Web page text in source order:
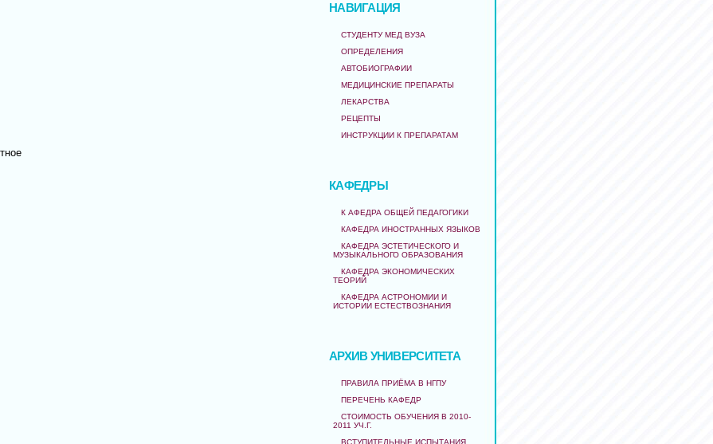
НАВИГАЦИЯ
СТУДЕНТУ МЕД ВУЗА
ОПРЕДЕЛЕНИЯ
АВТОБИОГРАФИИ
МЕДИЦИНСКИЕ ПРЕПАРАТЫ
ЛЕКАРСТВА
РЕЦЕПТЫ
ИНСТРУКЦИИ К ПРЕПАРАТАМ
КАФЕДРЫ
К АФЕДРА ОБЩЕЙ ПЕДАГОГИКИ
КАФЕДРА ИНОСТРАННЫХ ЯЗЫКОВ
КАФЕДРА ЭСТЕТИЧЕСКОГО И
МУЗЫКАЛЬНОГО ОБРАЗОВАНИЯ
КАФЕДРА ЭКОНОМИЧЕСКИХ
ТЕОРИЙ
КАФЕДРА АСТРОНОМИИ И
ИСТОРИИ ЕСТЕСТВОЗНАНИЯ
АРХИВ УНИВЕРСИТЕТА
ПРАВИЛА ПРИЁМА В НГПУ
ПЕРЕЧЕНЬ КАФЕДР
СТОИМОСТЬ ОБУЧЕНИЯ В 2010-
2011 УЧ.Г.
ВСТУПИТЕЛЬНЫЕ ИСПЫТАНИЯ